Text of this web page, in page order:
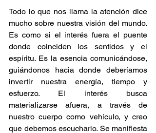
Todo lo que nos llama la atención dice
mucho sobre nuestra visión del mundo.
Es como si el interés fuera el puente
donde coinciden los sentidos y el
espíritu. Es la esencia comunicándose,
guiándonos hacia donde deberíamos
invertir nuestra energía, tiempo y
esfuerzo. El interés busca
materializarse afuera, a través de
nuestro cuerpo como vehículo, y creo
que debemos escucharlo. Se manifiesta